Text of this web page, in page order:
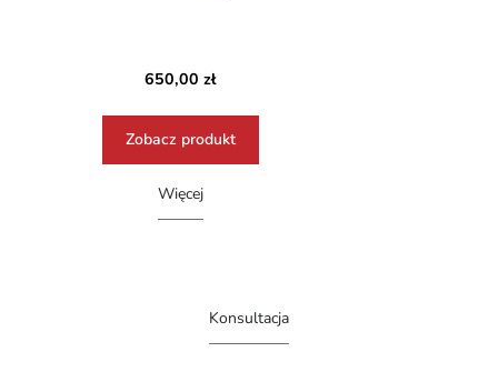
650,00zł
Zobacz produkt
Więcej
Konsultacja